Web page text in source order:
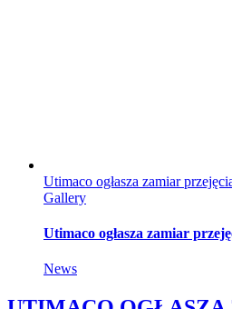
Utimaco ogłasza zamiar
Gallery
Utimaco ogłasza zamiar
News